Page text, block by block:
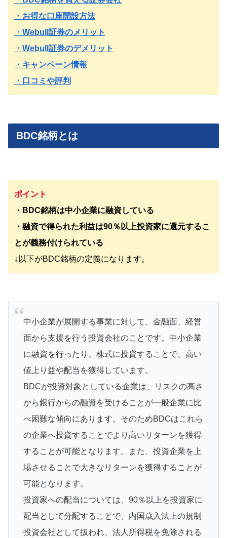
・お得な口座開設方法
・Webull証券のメリット
・Webull証券のデメリット
・キャンペーン情報
・口コミや評判
BDC銘柄とは
ポイント
・BDC銘柄は中小企業に融資している
・融資で得られた利益は90％以上投資家に還元するこ
とが義務付けられている
↓以下がBDC銘柄の定義になります。
中小企業が展開する事業に対して、金融面、経営
面から支援を行う投資会社のことです。中小企業
に融資を行ったり、株式に投資することで、高い
値上り益や配当を獲得しています。
BDCが投資対象としている企業は、リスクの高さ
から銀行からの融資を受けることが一般企業に比
べ困難な傾向にあります。そのためBDCはこれら
の企業へ投資することでより高いリターンを獲得
することが可能となります。また、投資企業を上
場させることで大きなリターンを獲得することが
可能となります。
投資家への配当については、90％以上を投資家に
配当として分配することで、内国歳入法上の規制
投資会社として扱われ、法人所得税を免除される